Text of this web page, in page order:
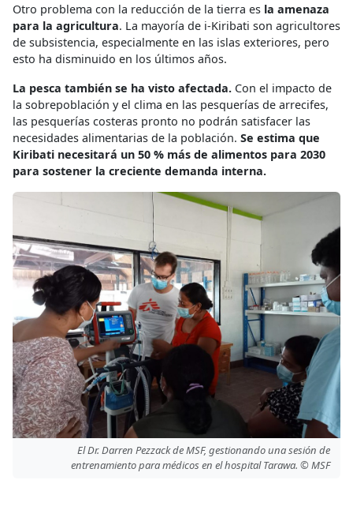
Otro problema con la reducción de la tierra es la amenaza
para la agricultura. La mayoría de i-Kiribati son agricultores
de subsistencia, especialmente en las islas exteriores, pero
esto ha disminuido en los últimos años.
La pesca también se ha visto afectada. Con el impacto de
la sobrepoblación y el clima en las pesquerías de arrecifes,
las pesquerías costeras pronto no podrán satisfacer las
necesidades alimentarias de la población. Se estima que
Kiribati necesitará un 50 % más de alimentos para 2030
para sostener la creciente demanda interna.
El Dr. Darren Pezzack de MSF, gestionando una sesión de
entrenamiento para médicos en el hospital Tarawa. © MSF